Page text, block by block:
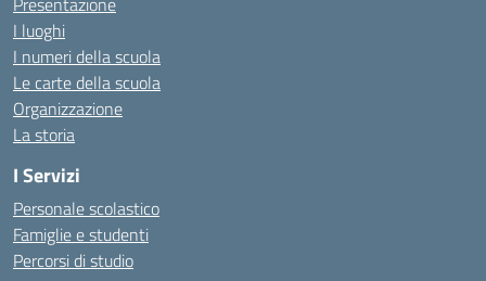
I luoghi
I numeri della scuola
Le carte della scuola
Organizzazione
La storia
I Servizi
Personale scolastico
Famiglie e studenti
Percorsi di studio